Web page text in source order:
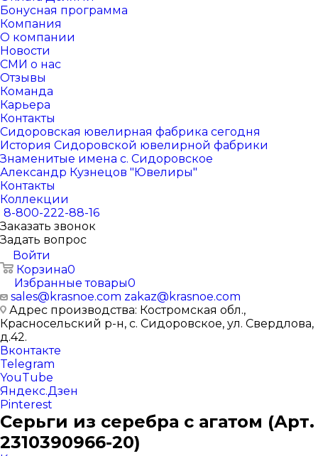
Бонусная программа
Компания
О компании
Новости
СМИ о нас
Отзывы
Команда
Карьера
Контакты
Сидоровская ювелирная фабрика сегодня
История Сидоровской ювелирной фабрики
Знаменитые имена с. Сидоровское
Александр Кузнецов "Ювелиры"
Контакты
Коллекции
8-800-222-88-16
Заказать звонок
Задать вопрос
Войти
Корзина0
Избранные товары0
sales@krasnoe.com zakaz@krasnoe.com
Адрес производства: Костромская обл.,
Красносельский р-н, с. Сидоровское, ул. Свердлова,
д.42.
Вконтакте
Telegram
YouTube
Яндекс.Дзен
Pinterest
Серьги из серебра с агатом (Арт.
2310390966-20)